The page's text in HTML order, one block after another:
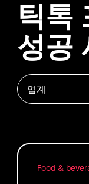
틱톡
성공
업계
Food &